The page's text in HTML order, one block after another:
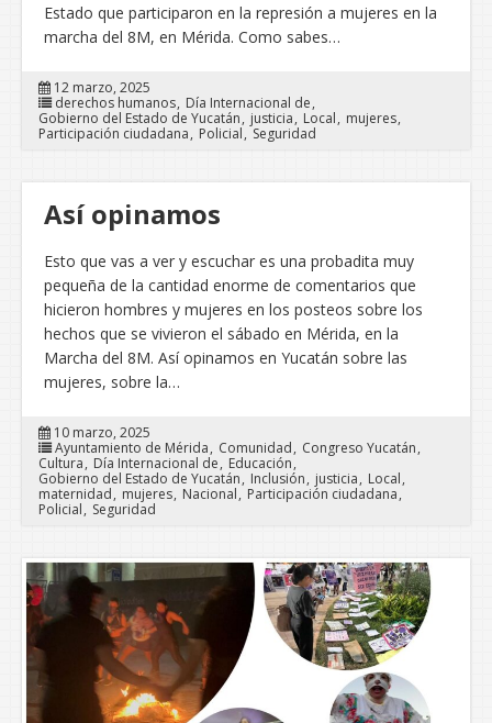
Estado que participaron en la represión a mujeres en la
marcha del 8M, en Mérida. Como sabes…
12 marzo, 2025
derechos humanos Día Internacional de
Gobierno del Estado de Yucatán
justicia Local
mujeres
Participación ciudadana
Policial Seguridad
Así opinamos
Esto que vas a ver y escuchar es una probadita muy
pequeña de la cantidad enorme de comentarios que
hicieron hombres y mujeres en los posteos sobre los
hechos que se vivieron el sábado en Mérida, en la
Marcha del 8M. Así opinamos en Yucatán sobre las
mujeres, sobre la…
10 marzo, 2025
Ayuntamiento de Mérida
Comunidad
Congreso Yucatán
Cultura
Día Internacional de
Educación
Gobierno del Estado de Yucatán
Inclusión justicia
Local
maternidad
mujeres Nacional
Participación ciudadana
Policial
Seguridad